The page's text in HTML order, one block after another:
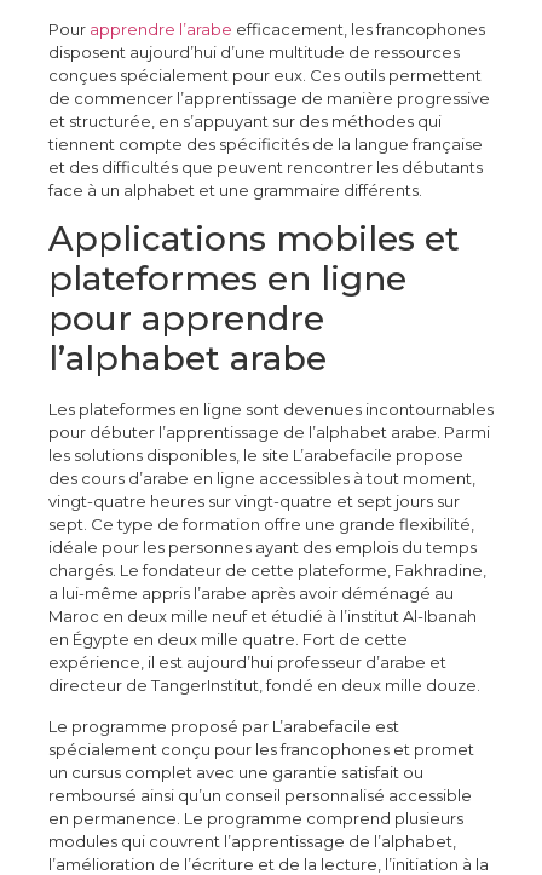
Pour apprendre l’arabe efficacement, les francophones
disposent aujourd’hui d’une multitude de ressources
conçues spécialement pour eux. Ces outils permettent
de commencer l’apprentissage de manière progressive
et structurée, en s’appuyant sur des méthodes qui
tiennent compte des spécificités de la langue française
et des difficultés que peuvent rencontrer les débutants
face à un alphabet et une grammaire différents.
Applications mobiles et
plateformes en ligne
pour apprendre
l’alphabet arabe
Les plateformes en ligne sont devenues incontournables
pour débuter l’apprentissage de l’alphabet arabe. Parmi
les solutions disponibles, le site L’arabefacile propose
des cours d’arabe en ligne accessibles à tout moment,
vingt-quatre heures sur vingt-quatre et sept jours sur
sept. Ce type de formation offre une grande flexibilité,
idéale pour les personnes ayant des emplois du temps
chargés. Le fondateur de cette plateforme, Fakhradine,
a lui-même appris l’arabe après avoir déménagé au
Maroc en deux mille neuf et étudié à l’institut Al-Ibanah
en Égypte en deux mille quatre. Fort de cette
expérience, il est aujourd’hui professeur d’arabe et
directeur de TangerInstitut, fondé en deux mille douze.
Le programme proposé par L’arabefacile est
spécialement conçu pour les francophones et promet
un cursus complet avec une garantie satisfait ou
remboursé ainsi qu’un conseil personnalisé accessible
en permanence. Le programme comprend plusieurs
modules qui couvrent l’apprentissage de l’alphabet,
l’amélioration de l’écriture et de la lecture, l’initiation à la